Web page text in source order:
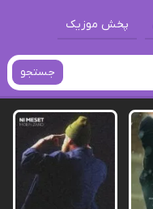
پخش موزیک
جستجو